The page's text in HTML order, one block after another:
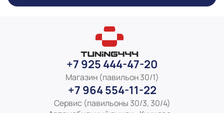
+7 925 444-47-20
Магазин (павильон 30/1)
+7 964 554-11-22
Сервис (павильоны 30/3, 30/4)